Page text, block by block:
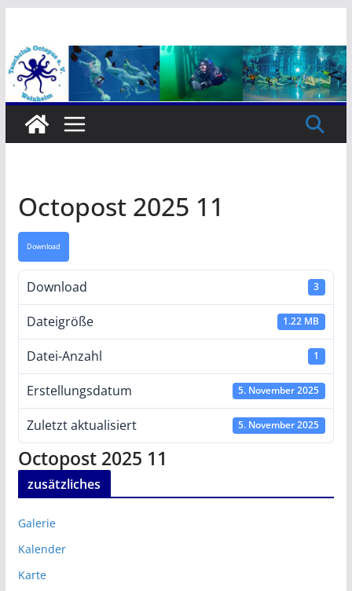
springen
Octopost 2025 11
Download
Download 3
Dateigröße 1.22 MB
Datei-Anzahl 1
Erstellungsdatum 5. November 2025
Zuletzt aktualisiert 5. November 2025
Octopost 2025 11
zusätzliches
Galerie
Kalender
Karte